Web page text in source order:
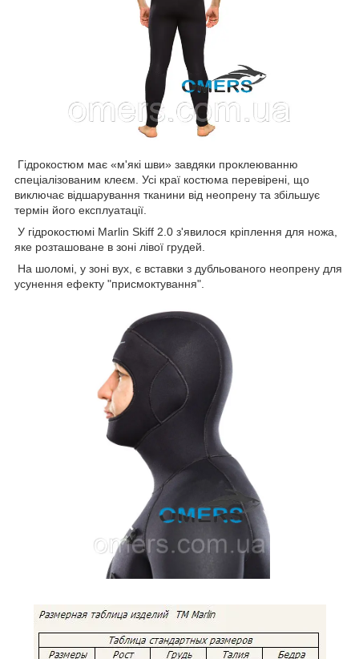
Гідрокостюм має «м'які шви» завдяки проклеюванню
спеціалізованим клеєм. Усі краї костюма перевірені, що
виключає відшарування тканини від неопрену та збільшує
термін його експлуатації.
У гідрокостюмі Marlin Skiff 2.0 з'явилося кріплення для ножа,
яке розташоване в зоні лівої грудей.
На шоломі, у зоні вух, є вставки з дубльованого неопрену для
усунення ефекту "присмоктування".